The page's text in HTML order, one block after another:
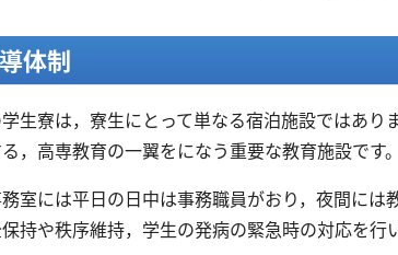
体制
生寮は，寮生にとって単なる宿泊施設ではあ
，高専教育の一翼をになう重要な教育施設です。
室には平日の日中は事務職員がおり，夜間に
持や秩序維持，学生の発病の緊急時の対応を行